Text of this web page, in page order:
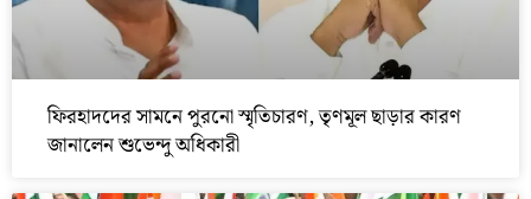
ফিরহাদদের সামনে পুরনো স্মৃতিচারণ, তৃণমূল ছাড়ার কারণ
জানালেন শুভেন্দু অধিকারী